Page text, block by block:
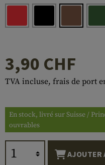
3,90 CHF
TVA incluse, frais de port
En stock, livré sur Suisse /
ouvrables
AJOUTER